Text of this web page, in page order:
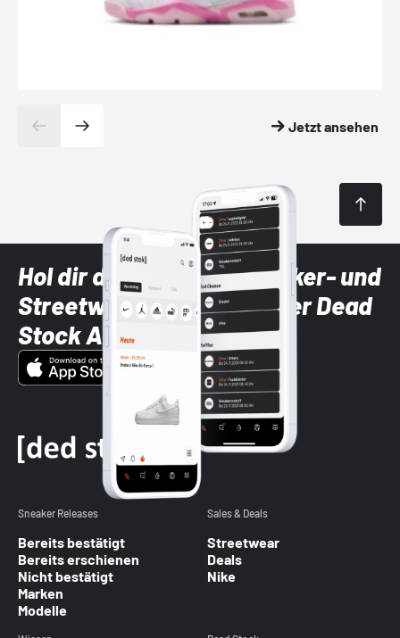
Jetzt ansehen
Hol dir die neuesten Sneaker- und
Streetwear-Brands mit der Dead
Stock App
Sneaker Releases
Bereits bestätigt
Bereits erschienen
Nicht bestätigt
Marken
Modelle
Sales & Deals
Streetwear
Deals
Nike